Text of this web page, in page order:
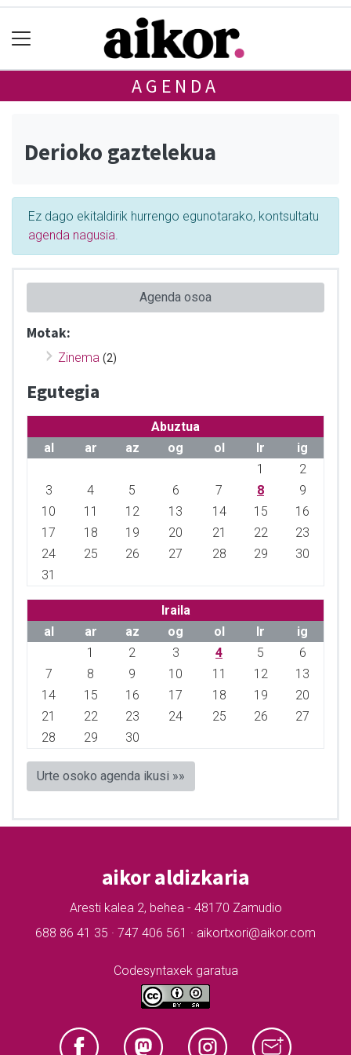
AGENDA
Derioko gaztelekua
Ez dago ekitaldirik hurrengo egunotarako, kontsultatu
agenda nagusia.
Agenda osoa
Motak:
Zinema (2)
Egutegia
Abuztua
al
ar az og ol lr
ig
1
2
3
4 5 6 7 8
9
10
11 12 13 14 15
16
17
18 19 20 21 22
23
24
25 26 27 28 29
30
31
Iraila
al
ar az og ol lr
ig
1
2 3 4 5
6
7
8 9 10 11 12
13
14
15 16 17 18 19
20
21
22 23 24 25 26
27
28
29 30
Urte osoko agenda ikusi »»
aikor aldizkaria
Aresti kalea 2, behea - 48170 Zamudio
688 86 41 35 · 747 406 561 · aikortxori@aikor.com
Codesyntaxek garatua